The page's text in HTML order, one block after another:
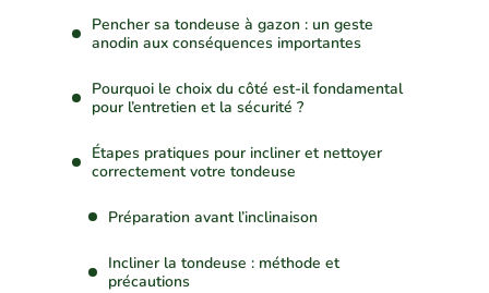
Pencher sa tondeuse à gazon : un geste
anodin aux conséquences importantes
Pourquoi le choix du côté est-il fondamental
pour l’entretien et la sécurité ?
Étapes pratiques pour incliner et nettoyer
correctement votre tondeuse
Préparation avant l’inclinaison
Incliner la tondeuse : méthode et
précautions